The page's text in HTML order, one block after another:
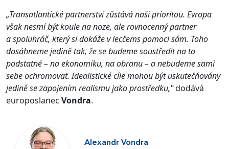
„Transatlantické partnerství zůstává naší prioritou. Evropa
však nesmí být koule na noze, ale rovnocenný partner
a spoluhráč, který si dokáže v lecčems pomoci sám. Toho
dosáhneme jedině tak, že se budeme soustředit na to
podstatné – na ekonomiku, na obranu – a nebudeme sami
sebe ochromovat. Idealistické cíle mohou být uskutečňovány
jedině se zapojením realismu jako prostředku,"dodává
europoslanec Vondra.
Alexandr Vondra